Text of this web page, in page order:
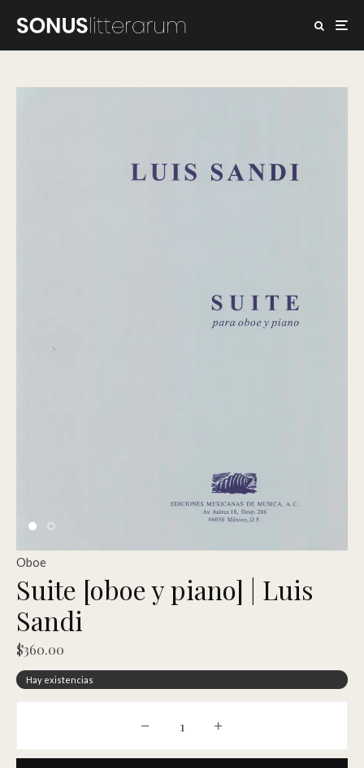
Oboe
Suite [oboe y piano] | Luis
Sandi
$360.00
Hay existencias
Suite [oboe y piano] | Luis Sandi